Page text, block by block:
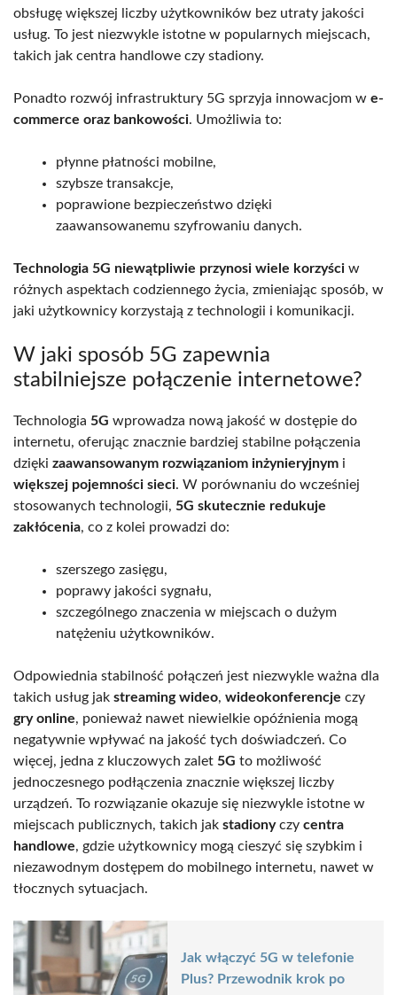
obsługę większej liczby użytkowników bez utraty jakości
usług. To jest niezwykle istotne w popularnych miejscach,
takich jak centra handlowe czy stadiony.
Ponadto rozwój infrastruktury 5G sprzyja innowacjom w e-
commerce oraz bankowości. Umożliwia to:
płynne płatności mobilne,
szybsze transakcje,
poprawione bezpieczeństwo dzięki
zaawansowanemu szyfrowaniu danych.
Technologia 5G niewątpliwie przynosi wiele korzyści w
różnych aspektach codziennego życia, zmieniając sposób, w
jaki użytkownicy korzystają z technologii i komunikacji.
W jaki sposób 5G zapewnia
stabilniejsze połączenie internetowe?
Technologia 5G wprowadza nową jakość w dostępie do
internetu, oferując znacznie bardziej stabilne połączenia
dzięki zaawansowanym rozwiązaniom inżynieryjnym i
większej pojemności sieci. W porównaniu do wcześniej
stosowanych technologii, 5G skutecznie redukuje
zakłócenia, co z kolei prowadzi do:
szerszego zasięgu,
poprawy jakości sygnału,
szczególnego znaczenia w miejscach o dużym
natężeniu użytkowników.
Odpowiednia stabilność połączeń jest niezwykle ważna dla
takich usług jak streaming wideo, wideokonferencje czy
gry online, ponieważ nawet niewielkie opóźnienia mogą
negatywnie wpływać na jakość tych doświadczeń. Co
więcej, jedna z kluczowych zalet 5G to możliwość
jednoczesnego podłączenia znacznie większej liczby
urządzeń. To rozwiązanie okazuje się niezwykle istotne w
miejscach publicznych, takich jak stadionyczy centra
handlowe, gdzie użytkownicy mogą cieszyć się szybkim i
niezawodnym dostępem do mobilnego internetu, nawet w
tłocznych sytuacjach.
Jak włączyć 5G w telefonie
Plus? Przewodnik krok po